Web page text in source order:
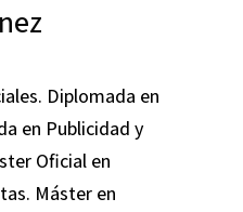
Diplomada en
en Publicidad y
Oficial en
Máster en